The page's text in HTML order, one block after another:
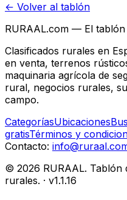
← Volver al tablón
RURAAL.com — El
Clasificados rurales en
en venta, terrenos
maquinaria agrícola de
rural, negocios rurales,
campo.
CategoríasUbicaciones
gratisTérminos y
Contacto:
© 2026 RURAAL. Tablón
rurales. · v1.1.16